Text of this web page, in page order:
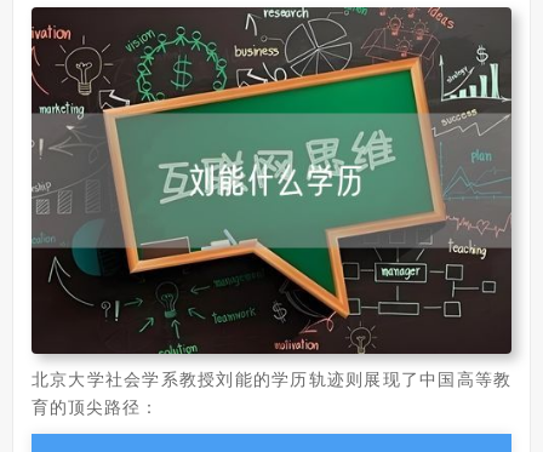
北京大学社会学系教授刘能的学历轨迹则展现了中国高等教
育的顶尖路径：